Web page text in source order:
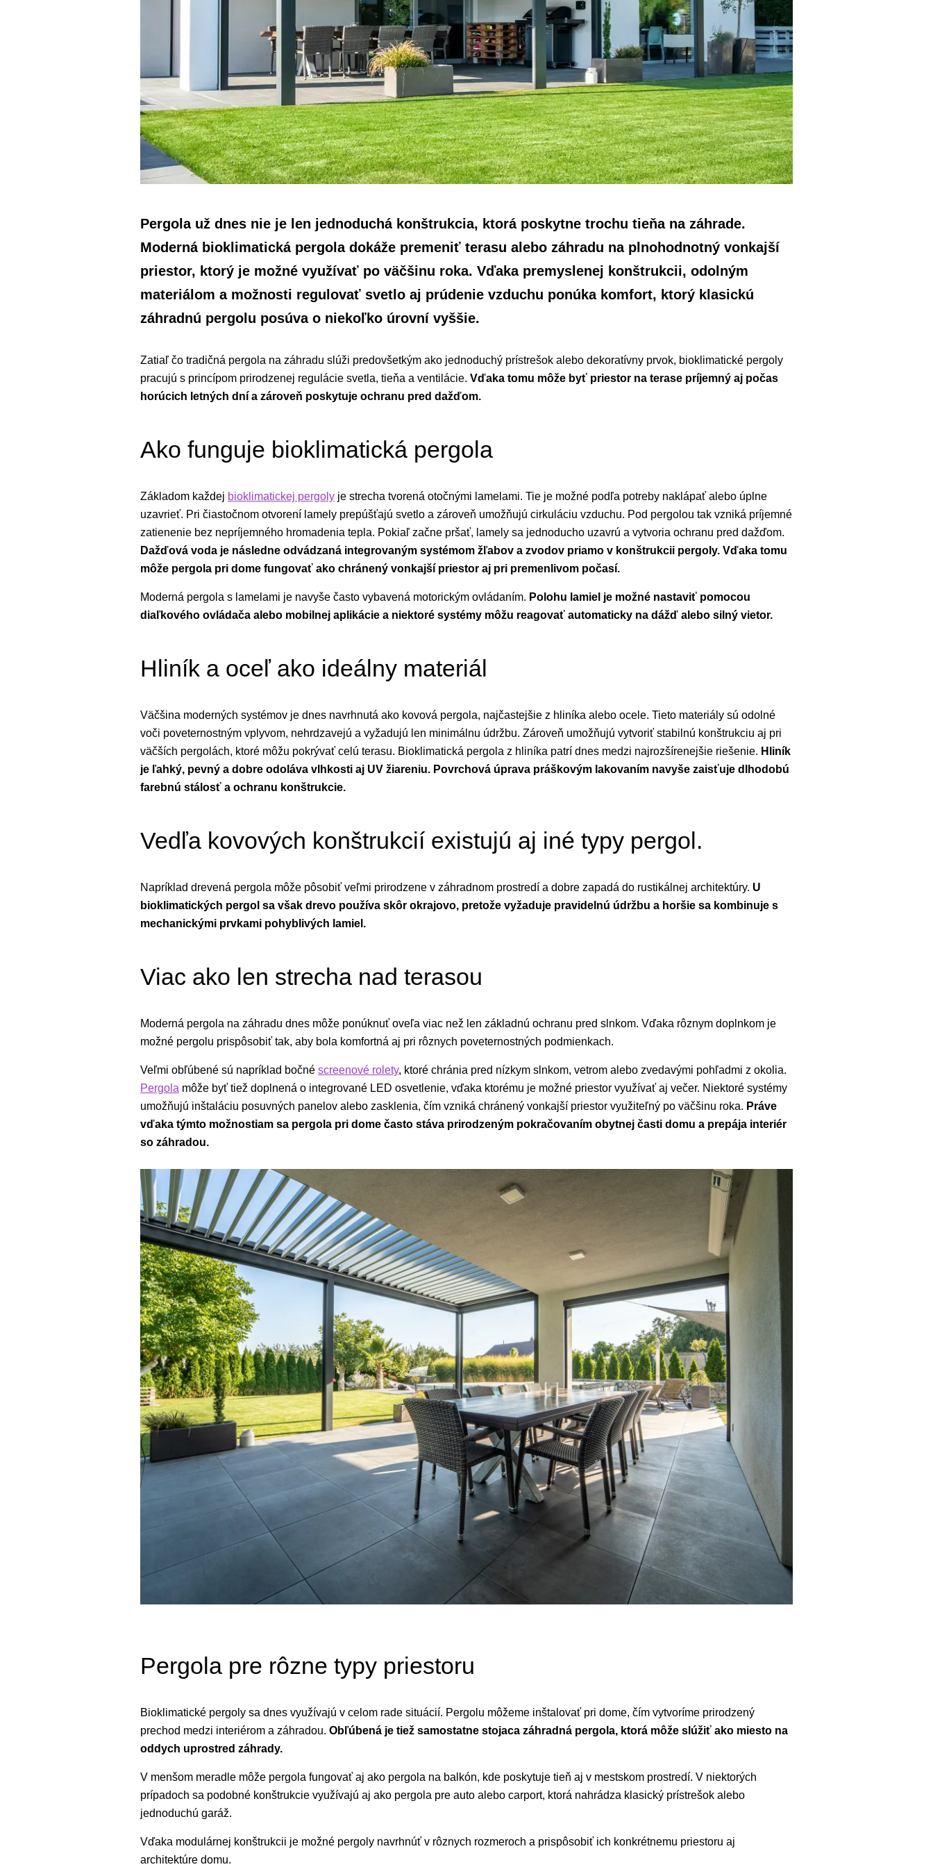
Pergola už dnes nie je len jednoduchá konštrukcia, ktorá poskytne trochu tieňa na záhrade.
Moderná bioklimatická pergola dokáže premeniť terasu alebo záhradu na plnohodnotný vonkajší
priestor, ktorý je možné využívať po väčšinu roka. Vďaka premyslenej konštrukcii, odolným
materiálom a možnosti regulovať svetlo aj prúdenie vzduchu ponúka komfort, ktorý klasickú
záhradnú pergolu posúva o niekoľko úrovní vyššie.
Zatiaľ čo tradičná pergola na záhradu slúži predovšetkým ako jednoduchý prístrešok alebo dekoratívny prvok, bioklimatické pergoly
pracujú s princípom prirodzenej regulácie svetla, tieňa a ventilácie. Vďaka tomu môže byť priestor na terase príjemný aj počas
horúcich letných dní a zároveň poskytuje ochranu pred dažďom.
Ako funguje bioklimatická pergola
Základom každej bioklimatickej pergoly je strecha tvorená otočnými lamelami. Tie je možné podľa potreby naklápať alebo úplne
uzavrieť. Pri čiastočnom otvorení lamely prepúšťajú svetlo a zároveň umožňujú cirkuláciu vzduchu. Pod pergolou tak vzniká príjemné
zatienenie bez nepríjemného hromadenia tepla. Pokiaľ začne pršať, lamely sa jednoducho uzavrú a vytvoria ochranu pred dažďom.
Dažďová voda je následne odvádzaná integrovaným systémom žľabov a zvodov priamo v konštrukcii pergoly. Vďaka tomu
môže pergola pri dome fungovať ako chránený vonkajší priestor aj pri premenlivom počasí.
Moderná pergola s lamelami je navyše často vybavená motorickým ovládaním. Polohu lamiel je možné nastaviť pomocou
diaľkového ovládača alebo mobilnej aplikácie a niektoré systémy môžu reagovať automaticky na dážď alebo silný vietor.
Hliník a oceľ ako ideálny materiál
Väčšina moderných systémov je dnes navrhnutá ako kovová pergola, najčastejšie z hliníka alebo ocele. Tieto materiály sú odolné
voči poveternostným vplyvom, nehrdzavejú a vyžadujú len minimálnu údržbu. Zároveň umožňujú vytvoriť stabilnú konštrukciu aj pri
väčších pergolách, ktoré môžu pokrývať celú terasu. Bioklimatická pergola z hliníka patrí dnes medzi najrozšírenejšie riešenie. Hliník
je ľahký, pevný a dobre odoláva vlhkosti aj UV žiareniu. Povrchová úprava práškovým lakovaním navyše zaisťuje dlhodobú
farebnú stálosť a ochranu konštrukcie.
Vedľa kovových konštrukcií existujú aj iné typy pergol.
Napríklad drevená pergola môže pôsobiť veľmi prirodzene v záhradnom prostredí a dobre zapadá do rustikálnej architektúry. U
bioklimatických pergol sa však drevo používa skôr okrajovo, pretože vyžaduje pravidelnú údržbu a horšie sa kombinuje s
mechanickými prvkami pohyblivých lamiel.
Viac ako len strecha nad terasou
Moderná pergola na záhradu dnes môže ponúknuť oveľa viac než len základnú ochranu pred slnkom. Vďaka rôznym doplnkom je
možné pergolu prispôsobiť tak, aby bola komfortná aj pri rôznych poveternostných podmienkach.
Veľmi obľúbené sú napríklad bočné screenové rolety, ktoré chránia pred nízkym slnkom, vetrom alebo zvedavými pohľadmi z okolia.
Pergola môže byť tiež doplnená o integrované LED osvetlenie, vďaka ktorému je možné priestor využívať aj večer. Niektoré systémy
umožňujú inštaláciu posuvných panelov alebo zasklenia, čím vzniká chránený vonkajší priestor využiteľný po väčšinu roka. Práve
vďaka týmto možnostiam sa pergola pri dome často stáva prirodzeným pokračovaním obytnej časti domu a prepája interiér
so záhradou.
Pergola pre rôzne typy priestoru
Bioklimatické pergoly sa dnes využívajú v celom rade situácií. Pergolu môžeme inštalovať pri dome, čím vytvoríme prirodzený
prechod medzi interiérom a záhradou. Obľúbená je tiež samostatne stojaca záhradná pergola, ktorá môže slúžiť ako miesto na
oddych uprostred záhrady.
V menšom meradle môže pergola fungovať aj ako pergola na balkón, kde poskytuje tieň aj v mestskom prostredí. V niektorých
prípadoch sa podobné konštrukcie využívajú aj ako pergola pre auto alebo carport, ktorá nahrádza klasický prístrešok alebo
jednoduchú garáž.
Vďaka modulárnej konštrukcii je možné pergoly navrhnúť v rôznych rozmeroch a prispôsobiť ich konkrétnemu priestoru aj
architektúre domu.